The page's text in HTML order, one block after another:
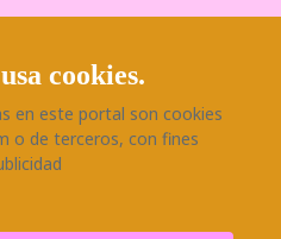
exclusiva con Bodaeventos
cookies.
en este portal son cookies
o de terceros, con fines